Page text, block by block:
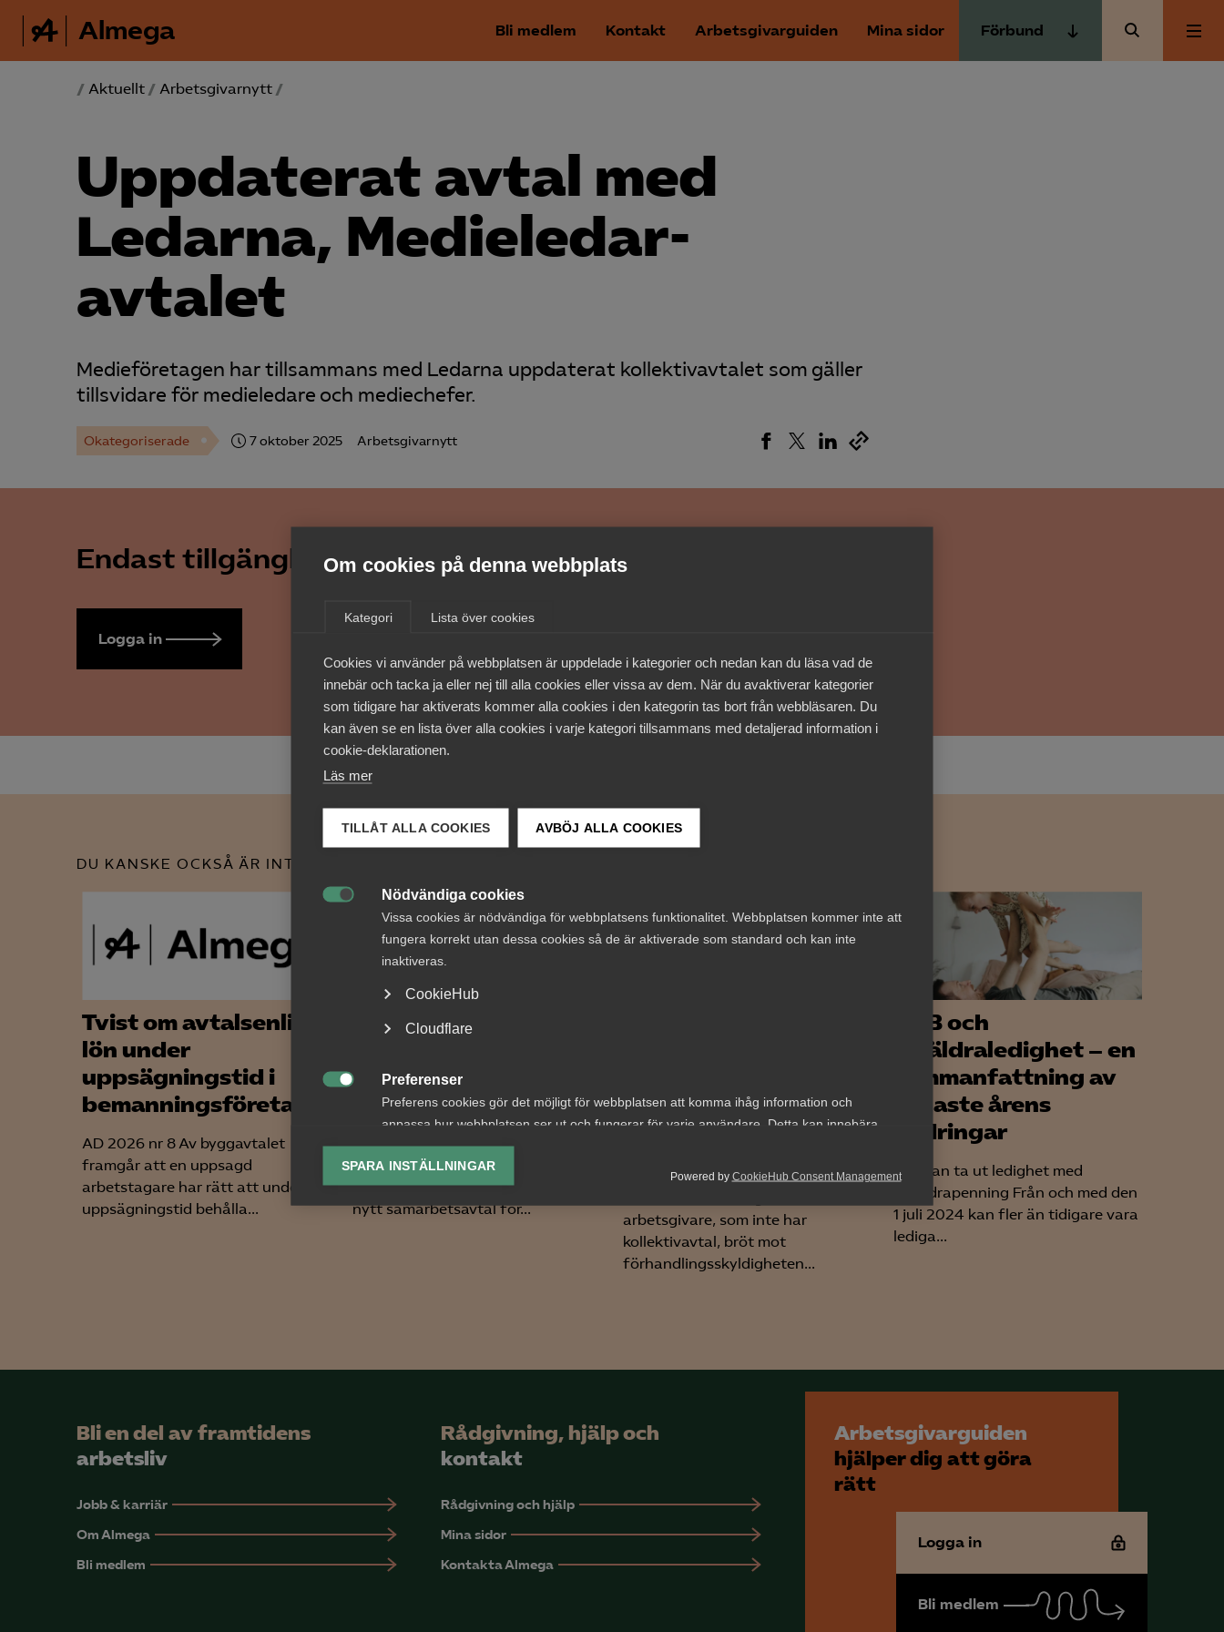
Om cookies på denna webbplats
Kategori Lista över cookies
Cookies vi använder på webbplatsen är uppdelade i kategorier och nedan kan du läsa vad de
innebär och tacka ja eller nej till alla cookies eller vissa av dem. När du avaktiverar kategorier
som tidigare har aktiverats kommer alla cookies i den kategorin tas bort från webbläsaren. Du
kan även se en lista över alla cookies i varje kategori tillsammans med detaljerad information i
cookie-deklarationen.
Läs mer
TILLÅT ALLA COOKIES AVBÖJ ALLA COOKIES
Nödvändiga cookies
Vissa cookies är nödvändiga för webbplatsens funktionalitet. Webbplatsen kommer inte att
fungera korrekt utan dessa cookies så de är aktiverade som standard och kan inte
inaktiveras.
CookieHub
Cloudflare
Preferenser
Preferens cookies gör det möjligt för webbplatsen att komma ihåg information och
anpassa hur webbplatsen ser ut och fungerar för varje användare. Detta kan innebära
lagring av vald valuta, region, språk eller färgschema.

Analys-cookies
Analyseringscookies hjälper oss förbättra webbplatsen genom att samla och rapportera

Marknadsförings-cookies används för att spåra gester på olika webbplatser för att kunna
Google Ads
Meta Pixel
YouTube
LinkedIn Insight
Leadfeeder
Powered by CookieHub Consent Management
SPARA INSTÄLLNINGAR
Almega Bli medlem Kontakt Arbetsgivarguiden Mina sidor Förbund
Press
Cookie-inställningar
/ Aktuellt / Arbetsgivarnytt /
Uppdaterat avtal med
Ledarna, Medieledar­
avtalet
Medieföretagen har tillsammans med Ledarna uppdaterat kollektivavtalet som gäller
tillsvidare för medieledare och mediechefer.
Okategoriserade 7 oktober 2025 Arbetsgivarnytt
Endast tillgänglig för medlemmar
Logga in
DU KANSKE OCKSÅ ÄR INTRESSERAD AV DETTA?
Tvist om avtalsenlig
lön under
uppsägningstid i
bemanningsföretag
AD 2026 nr 8 Av byggavtalet
framgår att en uppsagd
arbetstagare har rätt att under
uppsägningstid behålla...
Bred
om framtidens
kollektivavtal
Arbetsgivar- och
arbetstagarorganisationer inom
tjänstesektorn har enats om ett
nytt samarbetsavtal för...
bristande MBL-
förhandling vid
arbetsgivare, som inte har
kollektivavtal, bröt mot
förhandlingsskyldigheten...
VAB och
föräldraledighet – en
sammanfattning av
senaste årens
ändringar
Fler kan ta ut ledighet med
föräldrapenning Från och med den
1 juli 2024 kan fler än tidigare vara
lediga...
Bli en del av framtidens
arbetsliv
Jobb & karriär
Om Almega
Bli medlem
Rådgivning, hjälp och
kontakt
Rådgivning och hjälp
Mina sidor
Kontakta Almega
Arbetsgivarguiden
hjälper dig att göra
rätt
Logga in
Bli medlem